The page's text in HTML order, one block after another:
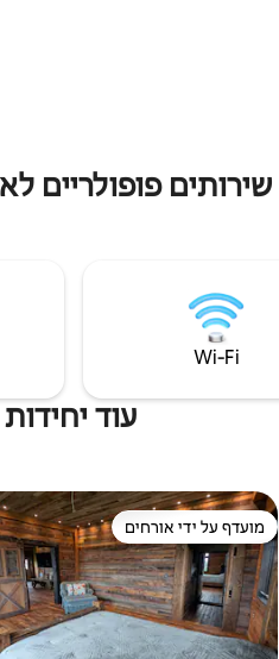
שירותים פופולריים
Wi‑Fi
עוד
מועדף על ידי אורחים
מועדף על ידי אורחים